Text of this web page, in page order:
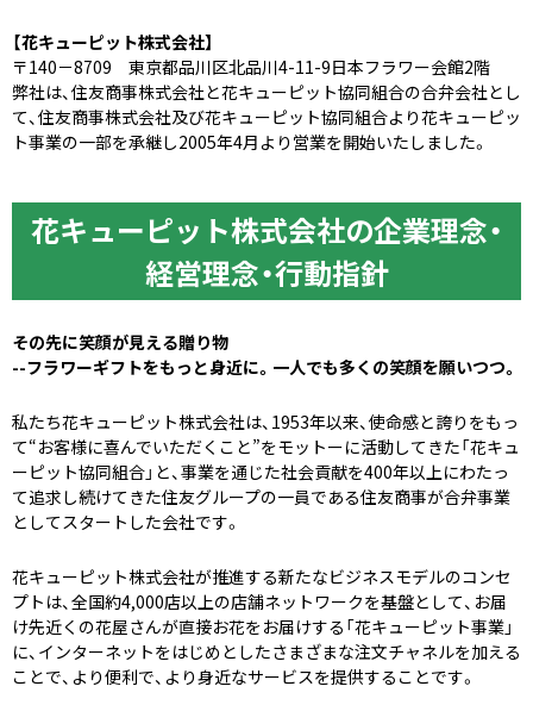
【花キューピット株式会社】
〒140－8709 東京都品川区北品川4-11-9日本フラワー会館2階
弊社は、住友商事株式会社と花キューピット協同組合の合弁会社とし
て、住友商事株式会社及び花キューピット協同組合より花キューピッ
ト事業の一部を承継し2005年4月より営業を開始いたしました。
花キューピット株式会社の企業理念・
経営理念・行動指針
その先に笑顔が見える贈り物
--フラワーギフトをもっと身近に。一人でも多くの笑顔を願いつつ。
私たち花キューピット株式会社は、1953年以来、使命感と誇りをもっ
て“お客様に喜んでいただくこと”をモットーに活動してきた「花キュ
ーピット協同組合」と、事業を通じた社会貢献を400年以上にわたっ
て追求し続けてきた住友グループの一員である住友商事が合弁事業
としてスタートした会社です。
花キューピット株式会社が推進する新たなビジネスモデルのコンセ
プトは、全国約4,000店以上の店舗ネットワークを基盤として、お届
け先近くの花屋さんが直接お花をお届けする「花キューピット事業」
に、インターネットをはじめとしたさまざまな注文チャネルを加える
ことで、より便利で、より身近なサービスを提供することです。